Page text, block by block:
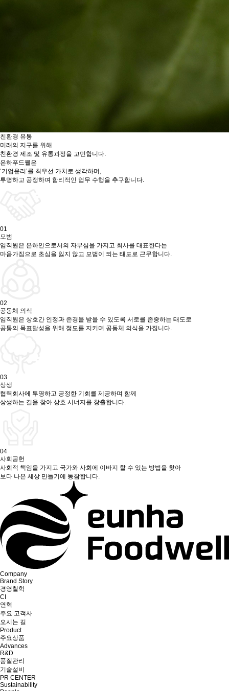
친환경 유통
미래의 지구를 위해
친환경 제조 및 유통과정을 고민합니다.
은하푸드웰은
‘기업윤리’를 최우선 가치 로 생각하며,
투명하고 공정하며 합리적인 업무 수행을 추구합니다.
01
모범
임직원은 은하인으로서의 자부심을 가지고 회사를 대표한다는
마음가짐으로 초심을 잃지 않고 모범이 되는 태도로 근무합니다.
02
공동체 의식
임직원은 상호간 인정과 존경을 받을 수 있도록 서로를 존중하는 태도로
공통의 목표달성을 위해 정도를 지키며 공동체 의식을 가집니다.
03
상생
협력회사에 투명하고 공정한 기회를 제공하며 함께
상생하는 길을 찾아 상호 시너지를 창출합니다.
04
사회공헌
사회적 책임을 가지고 국가와 사회에 이바지 할 수 있는 방법을 찾아
보다 나은 세상 만들기에 동참합니다.
Company
Brand Story
경영철학
CI
연혁
주요 고객사
오시는 길
Product
주요상품
Advances
R&D
품질관리
기술설비
PR CENTER
Sustainability